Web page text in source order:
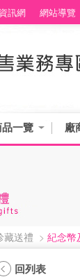
訊網 網站導覽
一覽 廠
藏送禮 > 紀念幣
回列表